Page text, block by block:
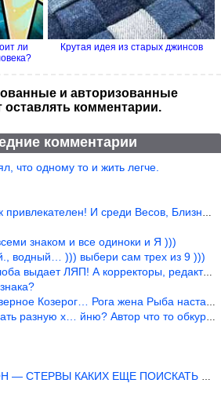
ли
Крутая идея из старых джинсов
и авторизованные
оставлять комментарии.
комментарии
что одному то и жить легче.
И среди Весов, Близнецов встреч
знаком и все одиноки и Я )))
водный… ))) выбери сам трех из 9 )))
выдает ЛЯП! А корректоры, редакторы пропус
Козерог… Рога жена Рыба наставила ))
разную х… йню? Автор что то обкурился?
СТЕРВЫ КАКИХ ЕЩЕ ПОИСКАТЬ НАДО